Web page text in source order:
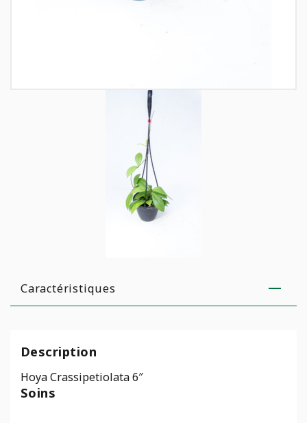
Caractéristiques
Description
Hoya Crassipetiolata 6″
Soins